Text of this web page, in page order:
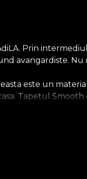
Prin
avangardiste.
este un
Tapetul Smooth